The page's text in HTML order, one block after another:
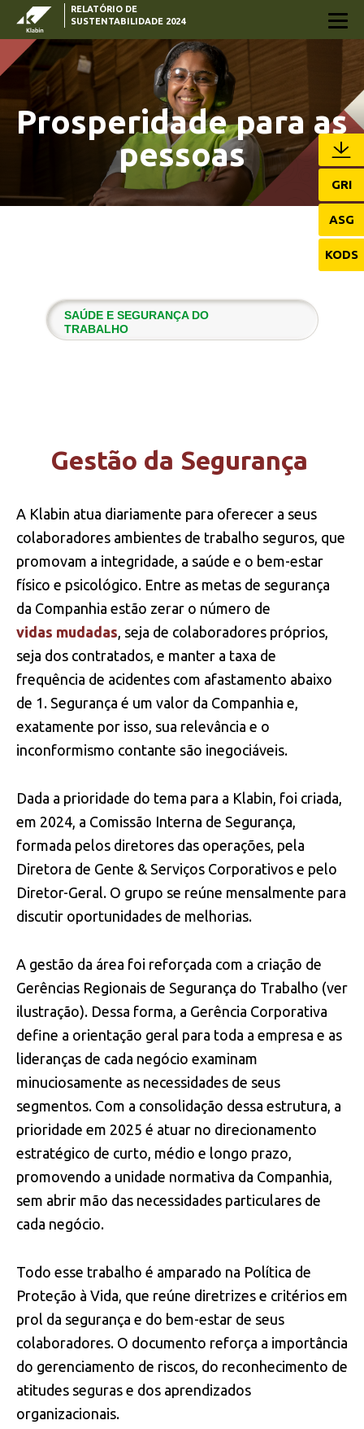
Pular para o Conteúdo principal
RELATÓRIO DE
SUSTENTABILIDADE 2024
Prosperidade para as
pessoas
GRI
ASG
KODS
CULTURA KLABIN
GESTÃO E ENGAJAMENTO
DESENVOLVIMENTO DO CAPITAL
HUMANO
SAÚDE E SEGURANÇA DO
TRABALHO
Gestão da Segurança
A Klabin atua diariamente para oferecer a seus
colaboradores ambientes de trabalho seguros, que
promovam a integridade, a saúde e o bem-estar
físico e psicológico. Entre as metas de segurança
da Companhia estão zerar o número de
vidas mudadas, seja de colaboradores próprios,
seja dos contratados, e manter a taxa de
frequência de acidentes com afastamento abaixo
de 1. Segurança é um valor da Companhia e,
exatamente por isso, sua relevância e o
inconformismo contante são inegociáveis.
Dada a prioridade do tema para a Klabin, foi criada,
em 2024, a Comissão Interna de Segurança,
formada pelos diretores das operações, pela
Diretora de Gente & Serviços Corporativos e pelo
Diretor-Geral. O grupo se reúne mensalmente para
discutir oportunidades de melhorias.
A gestão da área foi reforçada com a criação de
Gerências Regionais de Segurança do Trabalho (ver
ilustração). Dessa forma, a Gerência Corporativa
define a orientação geral para toda a empresa e as
lideranças de cada negócio examinam
minuciosamente as necessidades de seus
segmentos. Com a consolidação dessa estrutura, a
prioridade em 2025 é atuar no direcionamento
estratégico de curto, médio e longo prazo,
promovendo a unidade normativa da Companhia,
sem abrir mão das necessidades particulares de
cada negócio.
Todo esse trabalho é amparado na Política de
Proteção à Vida, que reúne diretrizes e critérios em
prol da segurança e do bem-estar de seus
colaboradores. O documento reforça a importância
do gerenciamento de riscos, do reconhecimento de
atitudes seguras e dos aprendizados
organizacionais.